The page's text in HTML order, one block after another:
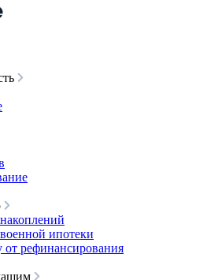
ипотеки
от рефинансирования